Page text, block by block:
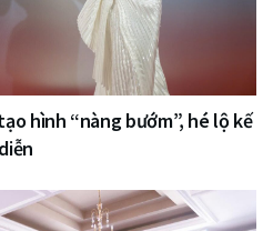
hình “nàng bướm”, hé lộ kế